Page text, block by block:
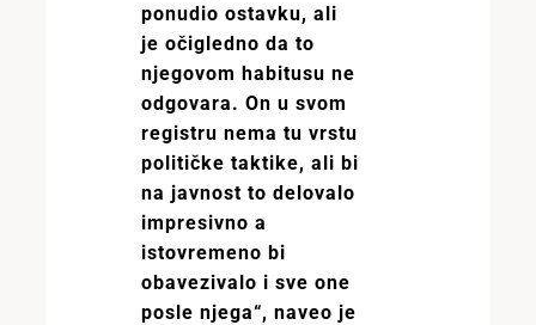
ponudio ostavku, ali
je očigledno da to
njegovom habitusu ne
odgovara. On u svom
registru nema tu vrstu
političke taktike, ali bi
na javnost to delovalo
impresivno a
istovremeno bi
obavezivalo i sve one
posle njega“, naveo je